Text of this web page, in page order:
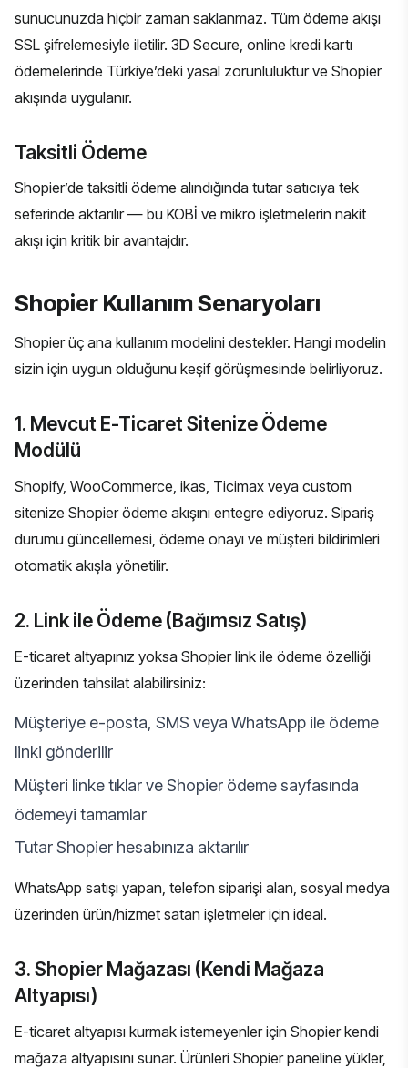
sunucunuzda hiçbir zaman saklanmaz. Tüm ödeme akışı
SSL şifrelemesiyle iletilir. 3D Secure, online kredi kartı
ödemelerinde Türkiye’deki yasal zorunluluktur ve Shopier
akışında uygulanır.
Taksitli Ödeme
Shopier’de taksitli ödeme alındığında tutar satıcıya tek
seferinde aktarılır — bu KOBİ ve mikro işletmelerin nakit
akışı için kritik bir avantajdır.
Shopier Kullanım Senaryoları
Shopier üç ana kullanım modelini destekler. Hangi modelin
sizin için uygun olduğunu keşif görüşmesinde belirliyoruz.
1. Mevcut E-Ticaret Sitenize Ödeme
Modülü
Shopify, WooCommerce, ikas, Ticimax veya custom
sitenize Shopier ödeme akışını entegre ediyoruz. Sipariş
durumu güncellemesi, ödeme onayı ve müşteri bildirimleri
otomatik akışla yönetilir.
2. Link ile Ödeme (Bağımsız Satış)
E-ticaret altyapınız yoksa Shopier link ile ödeme özelliği
üzerinden tahsilat alabilirsiniz:
Müşteriye e-posta, SMS veya WhatsApp ile ödeme
linki gönderilir
Müşteri linke tıklar ve Shopier ödeme sayfasında
ödemeyi tamamlar
Tutar Shopier hesabınıza aktarılır
WhatsApp satışı yapan, telefon siparişi alan, sosyal medya
üzerinden ürün/hizmet satan işletmeler için ideal.
3. Shopier Mağazası (Kendi Mağaza
Altyapısı)
E-ticaret altyapısı kurmak istemeyenler için Shopier kendi
mağaza altyapısını sunar. Ürünleri Shopier paneline yükler,